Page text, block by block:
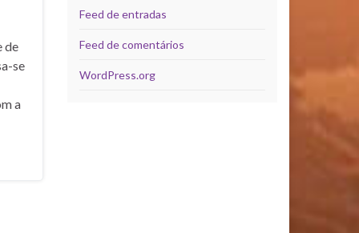
de
se
a
Feed de entradas
Feed de comentários
WordPress.org